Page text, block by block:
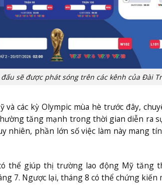
sẽ được phát sóng trên các kênh của Đài
các kỳ Olympic mùa hè trước đây,
tăng mạnh trong thời gian diễn ra
nhiên, phần lớn số việc làm này mang
thể giúp thị trường lao động Mỹ tăng
7. Ngược lại, tháng 8 có thể chứng kiến